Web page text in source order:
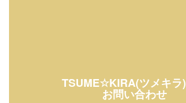
TSUME☆KIRA(ツメキラ
お問い合わせ